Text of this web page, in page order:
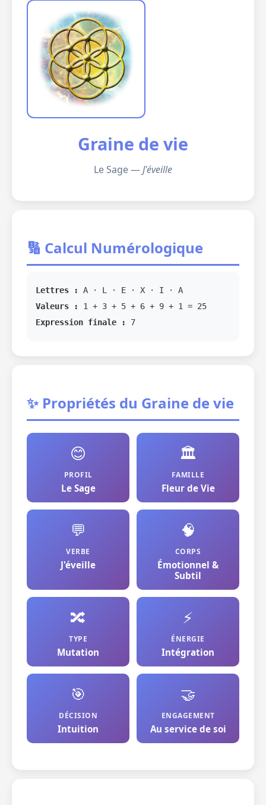
Graine de vie
Le Sage —J'éveille
🔢 Calcul Numérologique
Lettres :
A · L · E · X · I · A
Valeurs :
1 + 3 + 5 + 6 + 9 + 1 = 25
Expression finale :
7
✨ Propriétés du Graine de vie
😊
PROFIL
Le Sage
🏛️
FAMILLE
Fleur de Vie
💬
VERBE
J'éveille
🧠
CORPS
Émotionnel &
Subtil
🔀
TYPE
Mutation
⚡
ÉNERGIE
Intégration
🎯
DÉCISION
Intuition
🤝
ENGAGEMENT
Au service de soi